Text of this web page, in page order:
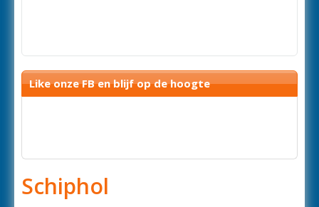
Like onze FB en blijf op de hoogte
Schiphol